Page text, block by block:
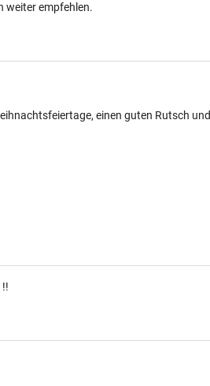
weiter empfehlen.
einen guten Rutsch und
!!